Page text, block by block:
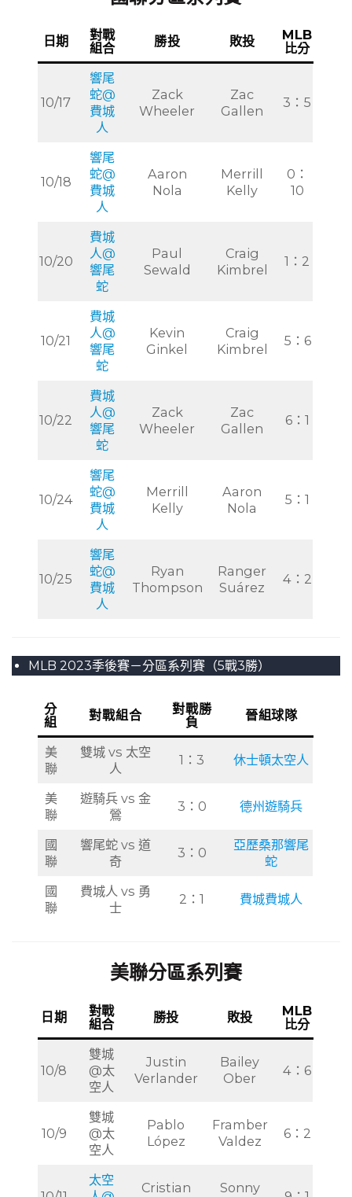
日期
對戰
組合
勝投 敗投
MLB
比分
10/17
響尾
蛇@
費城
人
Zack
Wheeler
Zac
Gallen
3：5
10/18
響尾
蛇@
費城
人
Aaron
Nola
Merrill
Kelly
0：
10
10/20
費城
人@
響尾
蛇
Paul
Sewald
Craig
Kimbrel
1：2
10/21
費城
人@
響尾
蛇
Kevin
Ginkel
Craig
Kimbrel
5：6
10/22
費城
人@
響尾
蛇
Zack
Wheeler
Zac
Gallen
6：1
10/24
響尾
蛇@
費城
人
Merrill
Kelly
Aaron
Nola
5：1
10/25
響尾
蛇@
費城
人
Ryan
Thompson
Ranger
Suárez
4：2
MLB 2023季後賽－分區系列賽（5戰3勝）
分
組
對戰組合
對戰勝
負
晉組球隊
美
聯
雙城 vs 太空
人
1：3 休士頓太空人
美
聯
遊騎兵 vs 金
鶯
3：0 德州遊騎兵
國
聯
響尾蛇 vs 道
奇
3：0
亞歷桑那響尾
蛇
國
聯
費城人 vs 勇
士
2：1 費城費城人
美聯分區系列賽
日期
對戰
組合
勝投 敗投
MLB
比分
10/8
雙城
@太
空人
Justin
Verlander
Bailey
Ober
4：6
10/9
雙城
@太
空人
Pablo
López
Framber
Valdez
6：2
太空
Cristian
Sonny